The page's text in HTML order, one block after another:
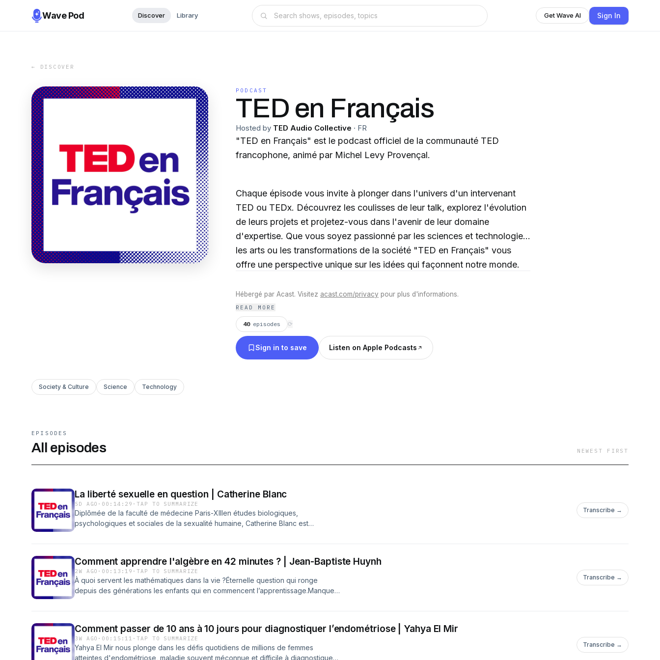
Wave Pod Discover Library Get Wave AI Sign In
← DISCOVER
PODCAST
TED en Français
Hosted by TED Audio Collective · FR
"TED en Français" est le podcast officiel de la communauté TED
francophone, animé par Michel Levy Provençal.
Chaque épisode vous invite à plonger dans l'univers d'un intervenant
TED ou TEDx. Découvrez les coulisses de leur talk, explorez l'évolution
de leurs projets et projetez-vous dans l'avenir de leur domaine
d'expertise. Que vous soyez passionné par les sciences et technologies,
les arts ou les transformations de la société "TED en Français" vous
offre une perspective unique sur les idées qui façonnent notre monde.
Hébergé par Acast. Visitez acast.com/privacy pour plus d'informations.
READ MORE
40 episodes ⟳
Sign in to save Listen on Apple Podcasts
Society & Culture Science Technology
EPISODES
All episodes NEWEST FIRST
La liberté sexuelle en question | Catherine Blanc
5D AGO · 00:14:29 ·TAP TO SUMMARIZE
Diplômée de la faculté de médecine Paris-XIIIen études biologiques,
psychologiques et sociales de la sexualité humaine, Catherine Blanc est
magazines » ou encore « La sexualité masculine -- l'éjaculation ».Revoir le talk :
https://www.youtube.com/watch?v=13razgR8q7g&amp;t=1sRetrouvez nous sur
Instagram, Facebook, X, Tik Tok &amp; LinkedIn. Hébergé par Acast. Visitez
acast.com/privacy pour plus d'informations.
Transcribe →
Comment apprendre l'algèbre en 42 minutes ? | Jean-Baptiste Huynh
2W AGO · 00:13:19 ·TAP TO SUMMARIZE
À quoi servent les mathématiques dans la vie ?Éternelle question qui ronge
depuis des générations les enfants qui en commencent l’apprentissage.Manque
réinventer l’enseignement de la matière. En tant qu'ancien professeur, Jean-
Baptiste Huynh sait d'expérience que l'éducation traditionnelle ne fonctionne
pas avec tous les enfants.Il est maintenant CEO et co-fondateur de DragonBox,
Transcribe →
Comment passer de 10 ans à 10 jours pour diagnostiquer l’endométriose | Yahya El Mir
3W AGO · 00:15:11 ·TAP TO SUMMARIZE
Yahya El Mir nous plonge dans les défis quotidiens de millions de femmes
atteintes d'endométriose, maladie souvent méconnue et difficile à diagnostiquer.
Transcribe →